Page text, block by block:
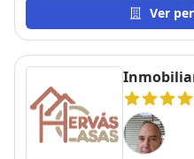
Ver